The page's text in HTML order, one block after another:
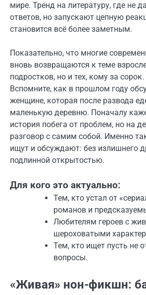
мире. Тренд на литературу, где не
ответов, но запускают цепную
становится всё более заметным.
Показательно, что многие
вновь возвращаются к теме
подростков, но и тех, кому за
Вспомните, как в прошлом году
женщине, которая после развода
маленькую деревню. Поначалу
история побега от проблем, но на
разговор с самим собой. Именно
ищут и обсуждают: без излишнего
подлинной открытостью.
Для кого это актуально:
Тем, кто устал от
романов и
Любителям героев с
шероховатыми
Тем, кто ищет пусть не
вопросы.
«Живая» нон-фикшн: